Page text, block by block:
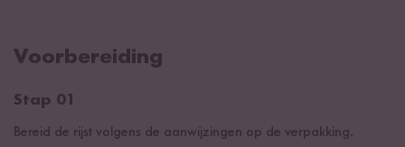
Voorbereiding
Stap 01
Bereid de rijst volgens de aanwijzingen op de verpakking.